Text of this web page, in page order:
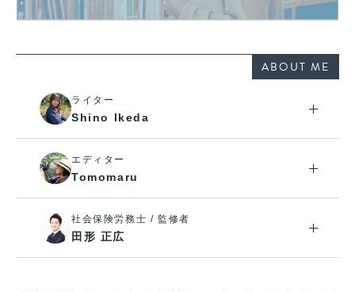
ABOUT ME
ライター
Shino Ikeda
エディター
Tomomaru
社会保険労務士 / 監修者
田形 正広